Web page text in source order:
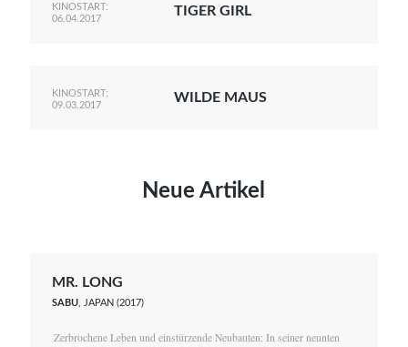
KINOSTART:
06.04.2017
TIGER GIRL
KINOSTART:
09.03.2017
WILDE MAUS
Neue Artikel
MR. LONG
SABU , JAPAN (2017)
Zerbrochene Leben und einstürzende Neubauten: In seiner neunten